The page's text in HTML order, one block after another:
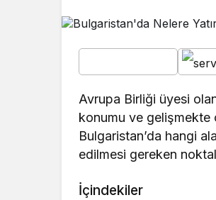
Avrupa Birliği üyesi
konumu ve gelişmekte
Bulgaristan’da hangi
edilmesi gereken
İçindekiler